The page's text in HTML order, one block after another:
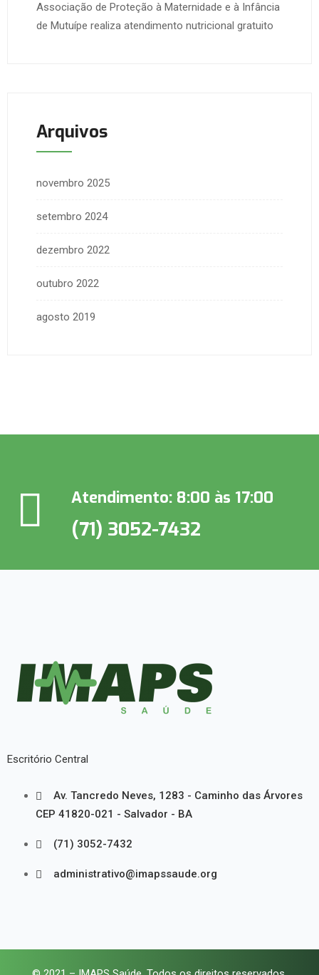
Associação de Proteção à Maternidade e à Infância
de Mutuípe realiza atendimento nutricional gratuito
Arquivos
novembro 2025
setembro 2024
dezembro 2022
outubro 2022
agosto 2019
Atendimento: 8:00 às 17:00
(71) 3052-7432
Escritório Central
Av. Tancredo Neves, 1283 - Caminho das Árvores
CEP 41820-021 - Salvador - BA
(71) 3052-7432
administrativo@imapssaude.org